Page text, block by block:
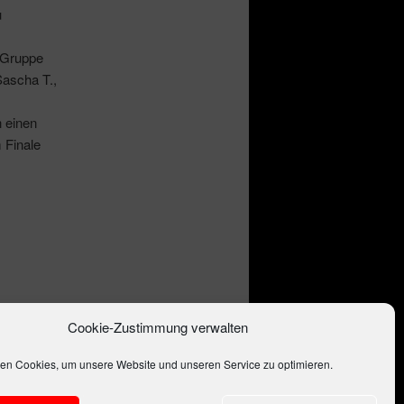
Cookie-Zustimmung verwalten
Cookies, um unsere Website und unseren Service zu optimieren.
T.,
einen
Finale
Permalink